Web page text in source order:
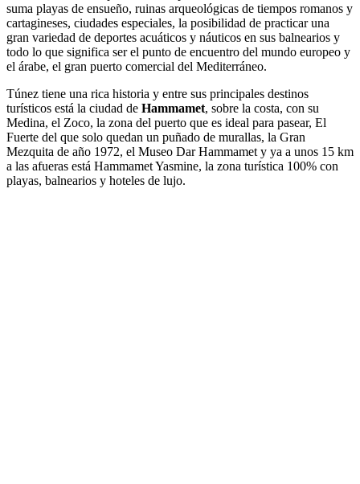
suma playas de ensueño, ruinas arqueológicas de tiempos romanos y
cartagineses, ciudades especiales, la posibilidad de practicar una
gran variedad de deportes acuáticos y náuticos en sus balnearios y
todo lo que significa ser el punto de encuentro del mundo europeo y
el árabe, el gran puerto comercial del Mediterráneo.
Túnez tiene una rica historia y entre sus principales destinos
turísticos está la ciudad de Hammamet, sobre la costa, con su
Medina, el Zoco, la zona del puerto que es ideal para pasear, El
Fuerte del que solo quedan un puñado de murallas, la Gran
Mezquita de año 1972, el Museo Dar Hammamet y ya a unos 15 km
a las afueras está Hammamet Yasmine, la zona turística 100% con
playas, balnearios y hoteles de lujo.